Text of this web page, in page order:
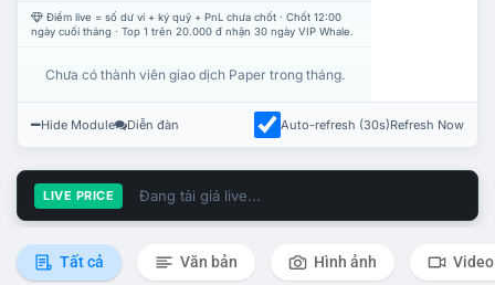
Điểm live = số dư ví + ký quỹ + PnL chưa chốt · Chốt 12:00
ngày cuối tháng · Top 1 trên 20.000 đ nhận 30 ngày VIP Whale.
Chưa có thành viên giao dịch Paper trong tháng.
Hide Module Diễn đàn Auto-refresh (30s)Refresh Now
LIVE PRICE Đang tải giá live...
Tất cả Văn bản Hình ảnh Video